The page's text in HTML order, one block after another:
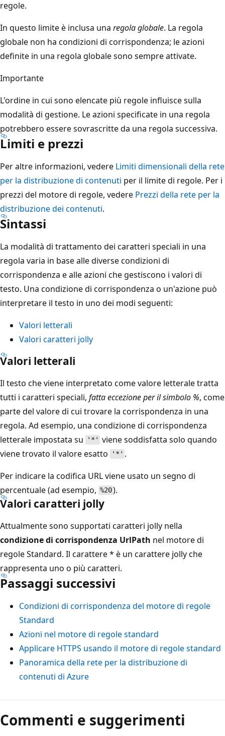
regole.
In questo limite è inclusa una regola globale. La regola
globale non ha condizioni di corrispondenza; le azioni
definite in una regola globale sono sempre attivate.
Importante
L'ordine in cui sono elencate più regole influisce sulla
modalità di gestione. Le azioni specificate in una regola
potrebbero essere sovrascritte da una regola successiva.
Limiti e prezzi
Per altre informazioni, vedere Limiti dimensionali della rete
per la distribuzione di contenuti per il limite di regole. Per i
prezzi del motore di regole, vedere Prezzi della rete per la
distribuzione dei contenuti.
Sintassi
La modalità di trattamento dei caratteri speciali in una
regola varia in base alle diverse condizioni di
corrispondenza e alle azioni che gestiscono i valori di
testo. Una condizione di corrispondenza o un'azione può
interpretare il testo in uno dei modi seguenti:
Valori letterali
Valori caratteri jolly
Valori letterali
Il testo che viene interpretato come valore letterale tratta
tutti i caratteri speciali, fatta eccezione per il simbolo %, come
parte del valore di cui trovare la corrispondenza in una
regola. Ad esempio, una condizione di corrispondenza
letterale impostata su
'*' viene soddisfatta solo quando
viene trovato il valore esatto
'*' .
Per indicare la codifica URL viene usato un segno di
percentuale (ad esempio, %20).
Valori caratteri jolly
Attualmente sono supportati caratteri jolly nella
condizione di corrispondenza UrlPath nel motore di
regole Standard. Il carattere * è un carattere jolly che
rappresenta uno o più caratteri.
Passaggi successivi
Condizioni di corrispondenza del motore di regole
Standard
Azioni nel motore di regole standard
Applicare HTTPS usando il motore di regole standard
Panoramica della rete per la distribuzione di
contenuti di Azure
Modalità
di
lettura
Commenti e suggerimenti